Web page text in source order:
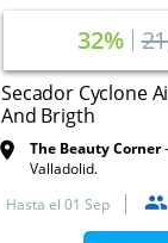
32%
Secador Cyclone
And Brigth
The Beauty Corner
Valladolid.
Hasta el 01 Sep